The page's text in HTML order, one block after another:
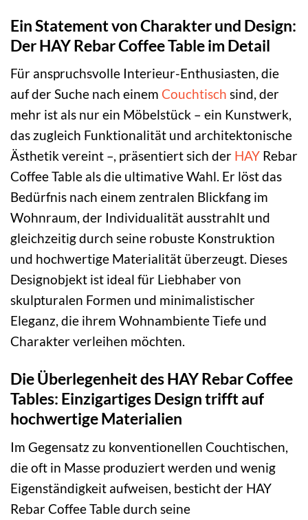
Ein Statement von Charakter und Design:
Der HAY Rebar Coffee Table im Detail
Für anspruchsvolle Interieur-Enthusiasten, die
auf der Suche nach einem Couchtisch sind, der
mehr ist als nur ein Möbelstück – ein Kunstwerk,
das zugleich Funktionalität und architektonische
Ästhetik vereint –, präsentiert sich der HAY Rebar
Coffee Table als die ultimative Wahl. Er löst das
Bedürfnis nach einem zentralen Blickfang im
Wohnraum, der Individualität ausstrahlt und
gleichzeitig durch seine robuste Konstruktion
und hochwertige Materialität überzeugt. Dieses
Designobjekt ist ideal für Liebhaber von
skulpturalen Formen und minimalistischer
Eleganz, die ihrem Wohnambiente Tiefe und
Charakter verleihen möchten.
Die Überlegenheit des HAY Rebar Coffee
Tables: Einzigartiges Design trifft auf
hochwertige Materialien
Im Gegensatz zu konventionellen Couchtischen,
die oft in Masse produziert werden und wenig
Eigenständigkeit aufweisen, besticht der HAY
Rebar Coffee Table durch seine